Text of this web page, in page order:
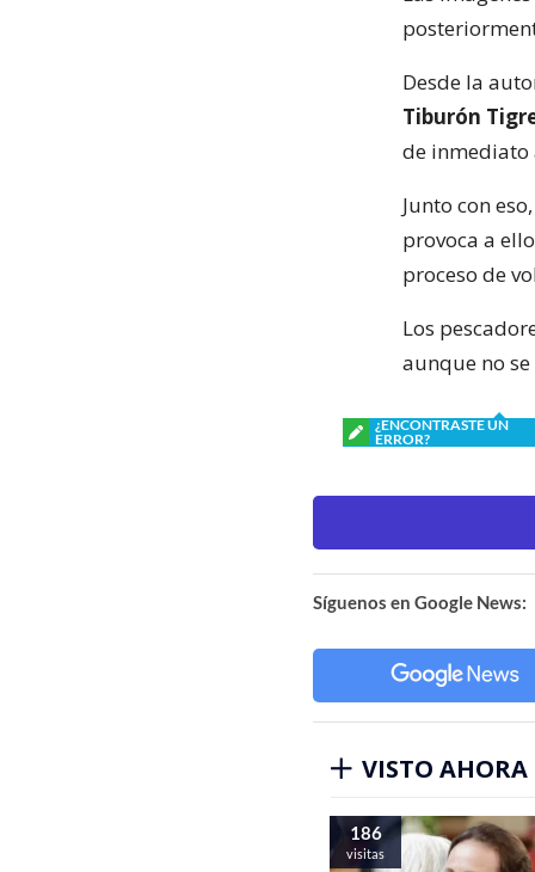
Desde la
Tiburón
de inmediato
Junto con
provoca a
proceso de
Los
aunque no se
¿ENCONTRASTE UN
ERROR?
Síguenos en Google News:
VISTO AHORA
186
visitas